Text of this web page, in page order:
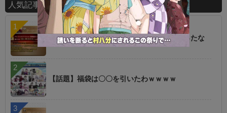
人気記事ランキング
【朗報】オルタニキは欲しいもの全部もらったな
【話題】福袋は〇〇を引いたわｗｗｗｗ